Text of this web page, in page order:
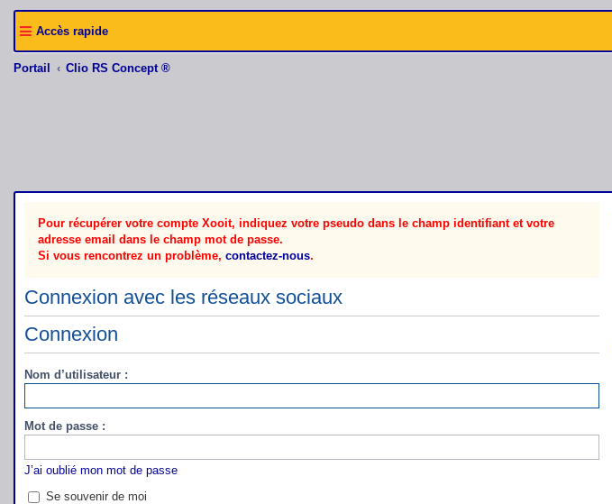
Accès rapide
Portail Clio RS Concept ®
Pour récupérer votre compte Xooit, indiquez votre pseudo dans le champ identifiant et votre
adresse email dans le champ mot de passe.
Si vous rencontrez un problème, contactez-nous.
Connexion avec les réseaux sociaux
Connexion
Nom d’utilisateur :
Mot de passe :
J’ai oublié mon mot de passe
Se souvenir de moi